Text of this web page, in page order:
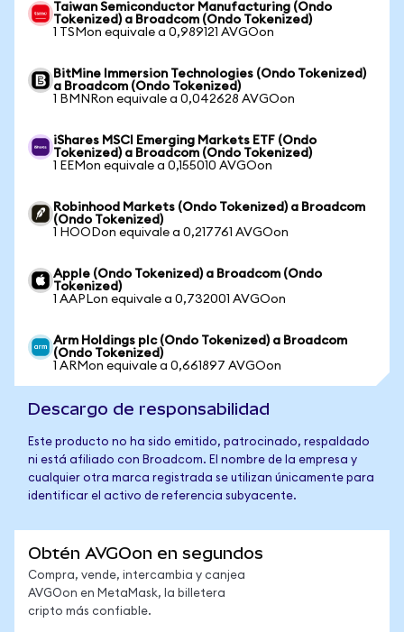
Taiwan Semiconductor Manufacturing (Ondo
Tokenized) a Broadcom (Ondo Tokenized)
1 TSMon equivale a 0,989121 AVGOon
BitMine Immersion Technologies (Ondo Tokenized)
a Broadcom (Ondo Tokenized)
1 BMNRon equivale a 0,042628 AVGOon
iShares MSCI Emerging Markets ETF (Ondo
Tokenized) a Broadcom (Ondo Tokenized)
1 EEMon equivale a 0,155010 AVGOon
Robinhood Markets (Ondo Tokenized) a Broadcom
(Ondo Tokenized)
1 HOODon equivale a 0,217761 AVGOon
Apple (Ondo Tokenized) a Broadcom (Ondo
Tokenized)
1 AAPLon equivale a 0,732001 AVGOon
Arm Holdings plc (Ondo Tokenized) a Broadcom
(Ondo Tokenized)
1 ARMon equivale a 0,661897 AVGOon
Descargo de responsabilidad
Este producto no ha sido emitido, patrocinado, respaldado
ni está afiliado con Broadcom. El nombre de la empresa y
cualquier otra marca registrada se utilizan únicamente para
identificar el activo de referencia subyacente.
Obtén AVGOon en segundos
Compra, vende, intercambia y canjea
AVGOon en MetaMask, la billetera
cripto más confiable.